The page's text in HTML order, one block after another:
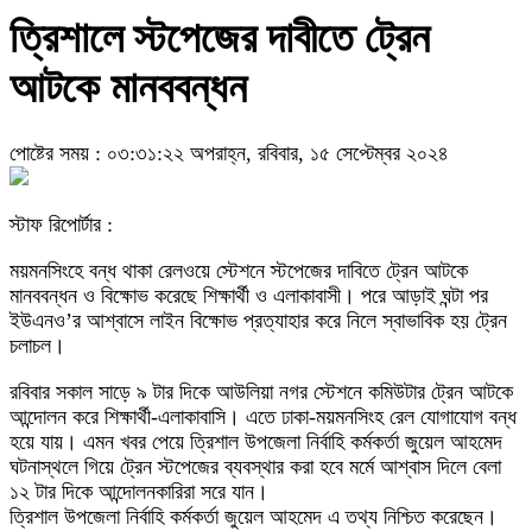
ত্রিশালে স্টপেজের দাবীতে ট্রেন
আটকে মানববন্ধন
পোষ্টের সময় : ০৩:৩১:২২ অপরাহ্ন, রবিবার, ১৫ সেপ্টেম্বর ২০২৪
স্টাফ রিপোর্টার :
ময়মনসিংহে বন্ধ থাকা রেলওয়ে স্টেশনে স্টপেজের দাবিতে ট্রেন আটকে
মানববন্ধন ও বিক্ষোভ করেছে শিক্ষার্থী ও এলাকাবাসী। পরে আড়াই ঘন্টা পর
ইউএনও’র আশ্বাসে লাইন বিক্ষোভ প্রত্যাহার করে নিলে স্বাভাবিক হয় ট্রেন
চলাচল।
রবিবার সকাল সাড়ে ৯ টার দিকে আউলিয়া নগর স্টেশনে কমিউটার ট্রেন আটকে
আন্দোলন করে শিক্ষার্থী-এলাকাবাসি। এতে ঢাকা-ময়মনসিংহ রেল যোগাযোগ বন্ধ
হয়ে যায়। এমন খবর পেয়ে ত্রিশাল উপজেলা নির্বাহি কর্মকর্তা জুয়েল আহমেদ
ঘটনাস্থলে গিয়ে ট্রেন স্টপেজের ব্যবস্থার করা হবে মর্মে আশ্বাস দিলে বেলা
১২ টার দিকে আন্দোলনকারিরা সরে যান।
ত্রিশাল উপজেলা নির্বাহি কর্মকর্তা জুয়েল আহমেদ এ তথ্য নিশ্চিত করেছেন।